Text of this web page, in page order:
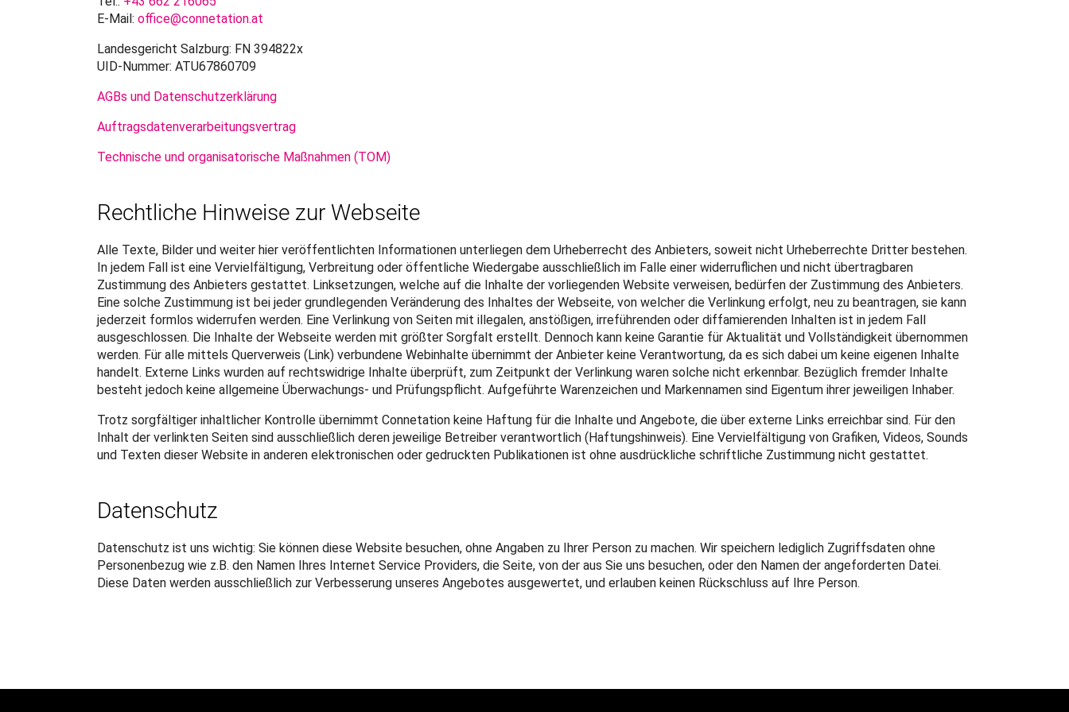
E-Mail: office@connetation.at
Landesgericht Salzburg: FN 394822x
UID-Nummer: ATU67860709
AGBs und Datenschutzerklärung
Auftragsdatenverarbeitungsvertrag
Technische und organisatorische Maßnahmen (TOM)
Rechtliche Hinweise zur Webseite
Alle Texte, Bilder und weiter hier veröffentlichten Informationen unterliegen dem Urheberrecht des Anbieters, soweit nicht Urheberrechte Dritter bestehen.
In jedem Fall ist eine Vervielfältigung, Verbreitung oder öffentliche Wiedergabe ausschließlich im Falle einer widerruflichen und nicht übertragbaren
Zustimmung des Anbieters gestattet. Linksetzungen, welche auf die Inhalte der vorliegenden Website verweisen, bedürfen der Zustimmung des Anbieters.
Eine solche Zustimmung ist bei jeder grundlegenden Veränderung des Inhaltes der Webseite, von welcher die Verlinkung erfolgt, neu zu beantragen, sie kann
jederzeit formlos widerrufen werden. Eine Verlinkung von Seiten mit illegalen, anstößigen, irreführenden oder diffamierenden Inhalten ist in jedem Fall
ausgeschlossen. Die Inhalte der Webseite werden mit größter Sorgfalt erstellt. Dennoch kann keine Garantie für Aktualität und Vollständigkeit übernommen
werden. Für alle mittels Querverweis (Link) verbundene Webinhalte übernimmt der Anbieter keine Verantwortung, da es sich dabei um keine eigenen Inhalte
handelt. Externe Links wurden auf rechtswidrige Inhalte überprüft, zum Zeitpunkt der Verlinkung waren solche nicht erkennbar. Bezüglich fremder Inhalte
besteht jedoch keine allgemeine Überwachungs- und Prüfungspflicht. Aufgeführte Warenzeichen und Markennamen sind Eigentum ihrer jeweiligen Inhaber.
Trotz sorgfältiger inhaltlicher Kontrolle übernimmt Connetation keine Haftung für die Inhalte und Angebote, die über externe Links erreichbar sind. Für den
Inhalt der verlinkten Seiten sind ausschließlich deren jeweilige Betreiber verantwortlich (Haftungshinweis). Eine Vervielfältigung von Grafiken, Videos, Sounds
und Texten dieser Website in anderen elektronischen oder gedruckten Publikationen ist ohne ausdrückliche schriftliche Zustimmung nicht gestattet.
Datenschutz
Datenschutz ist uns wichtig: Sie können diese Website besuchen, ohne Angaben zu Ihrer Person zu machen. Wir speichern lediglich Zugriffsdaten ohne
Personenbezug wie z.B. den Namen Ihres Internet Service Providers, die Seite, von der aus Sie uns besuchen, oder den Namen der angeforderten Datei.
Diese Daten werden ausschließlich zur Verbesserung unseres Angebotes ausgewertet, und erlauben keinen Rückschluss auf Ihre Person.